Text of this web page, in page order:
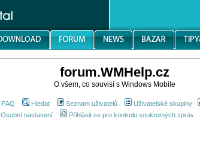
forum.WMHelp.cz
O všem, co souvisí s Windows Mobile
FAQ Hledat Seznam uživatelů Uživatelské skupiny
Osobní nastavení
Přihlásit se pro kontrolu soukromých zpráv